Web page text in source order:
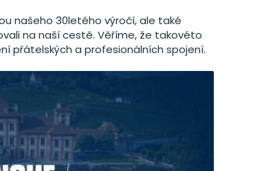
našeho 30letého výročí, ale také
na naší cestě. Věříme, že takovéto
přátelských a profesionálních spojení.